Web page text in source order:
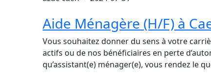
Aide Ménagère (H/F) à
Vous souhaitez donner du sens à votre
actifs ou de nos bénéficiaires en perte
qu’assistant(e) ménager(e), vous rendez le